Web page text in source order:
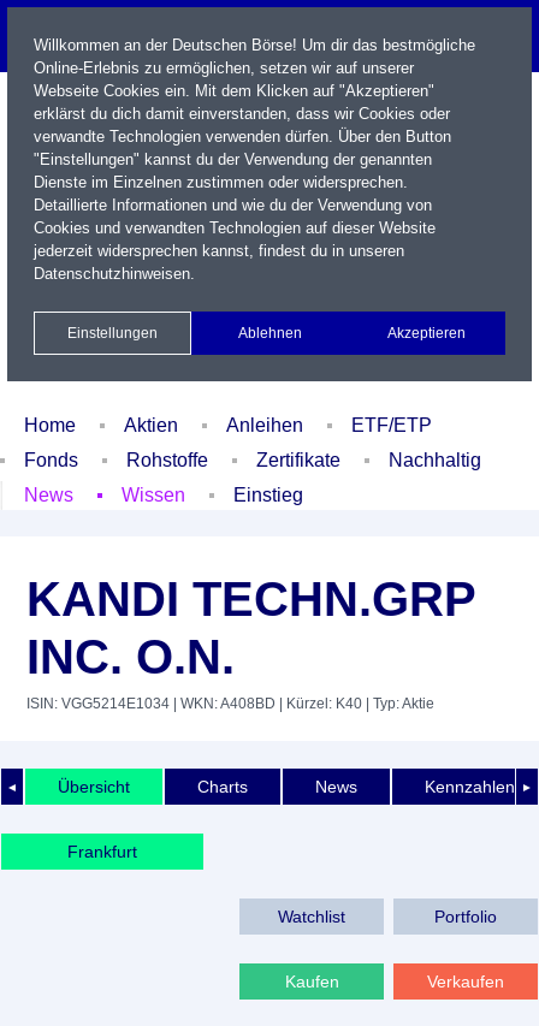
Name / WKN / ISIN / Kürzel
Xetra Realtime
Watchlist Portfolio Login
Home Aktien Anleihen
ETF/ETP
Fonds
Rohstoffe Zertifikate
Nachhaltig
News
Wissen Einstieg
KANDI TECHN.GRP
INC. O.N.
ISIN: VGG5214E1034 | WKN: A408BD | Kürzel: K40 | Typ: Aktie
◄ ►
Übersicht Charts News Kennzahlen
Frankfurt
Watchlist Portfolio
Kaufen Verkaufen
Willkommen an der Deutschen Börse! Um dir das bestmögliche
Online-Erlebnis zu ermöglichen, setzen wir auf unserer
Webseite Cookies ein. Mit dem Klicken auf "Akzeptieren"
erklärst du dich damit einverstanden, dass wir Cookies oder
verwandte Technologien verwenden dürfen. Über den Button
"Einstellungen" kannst du der Verwendung der genannten
Dienste im Einzelnen zustimmen oder widersprechen.
Detaillierte Informationen und wie du der Verwendung von
Cookies und verwandten Technologien auf dieser Website
jederzeit widersprechen kannst, findest du in unseren
Datenschutzhinweisen.
Einstellungen Ablehnen Akzeptieren